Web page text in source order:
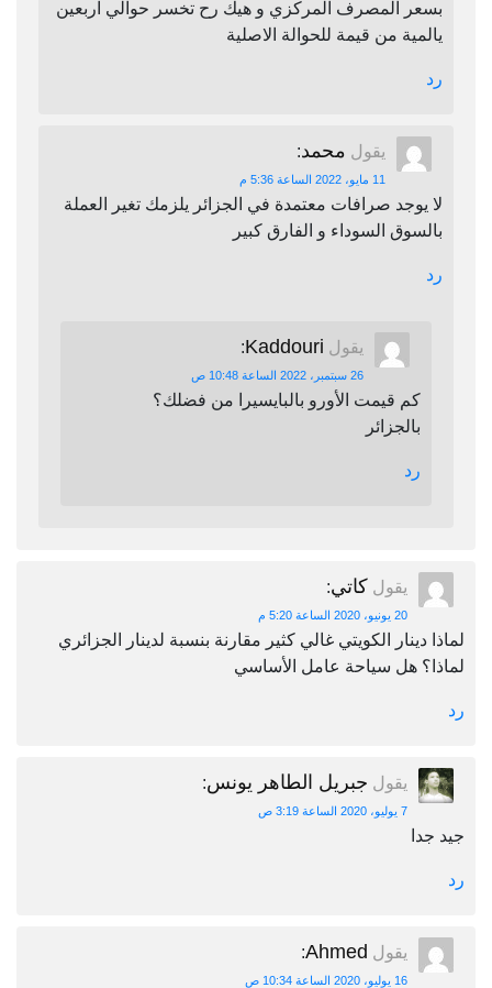
بسعر المصرف المركزي و هيك رح تخسر حوالي اربعين
يالمية من قيمة للحوالة الاصلية
رد
يقول محمد:
11 مايو، 2022 الساعة 5:36 م
لا يوجد صرافات معتمدة في الجزائر يلزمك تغير العملة
بالسوق السوداء و الفارق كبير
رد
يقول Kaddouri
:
26 سبتمبر، 2022 الساعة 10:48 ص
كم قيمت الأورو بالبايسيرا من فضلك؟
بالجزائر
رد
يقول كاتي:
20 يونيو، 2020 الساعة 5:20 م
لماذا دينار الكويتي غالي كثير مقارنة بنسبة لدينار الجزائري
لماذا؟ هل سياحة عامل الأساسي
رد
يقول جبريل الطاهر يونس:
7 يوليو، 2020 الساعة 3:19 ص
جيد جدا
رد
يقول Ahmed
:
16 يوليو، 2020 الساعة 10:34 ص